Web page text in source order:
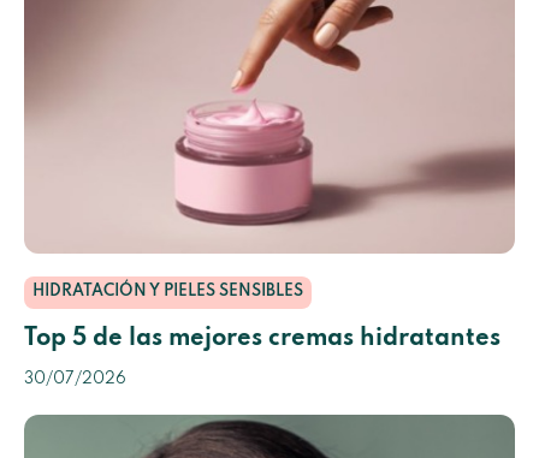
HIDRATACIÓN Y PIELES SENSIBLES
Top 5 de las mejores cremas hidratantes
30/07/2026